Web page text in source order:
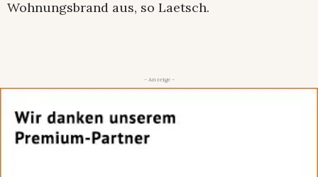
Wohnungsbrand aus, so Laetsch.
- Anzeige -